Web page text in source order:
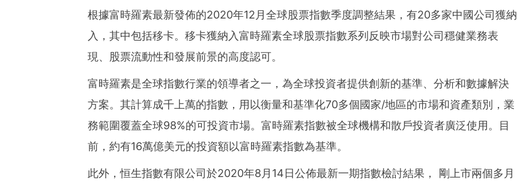
ies of organizations around the world. PR Newswire serves tens of thousan
ds of clients from offices in the Americas, Europe, Middle East, Africa and
Asia-Pacific regions.
根據富時羅素最新發佈的2020年12月全球股票指數季度調整結果，有20多家中國公司獲納
入，其中包括移卡。移卡獲納入富時羅素全球股票指數系列反映市場對公司穩健業務表
現、股票流動性和發展前景的高度認可。
富時羅素是全球指數行業的領導者之一，為全球投資者提供創新的基準、分析和數據解決
方案。其計算成千上萬的指數，用以衡量和基準化70多個國家/地區的市場和資產類別，業
務範圍覆蓋全球98%的可投資市場。富時羅素指數被全球機構和散戶投資者廣泛使用。目
前，約有16萬億美元的投資額以富時羅素指數為基準。
此外，恒生指數有限公司於2020年8月14日公佈最新一期指數檢討結果， 剛上市兩個多月